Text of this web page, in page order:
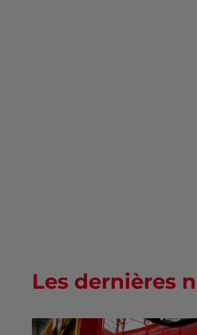
Les dernières